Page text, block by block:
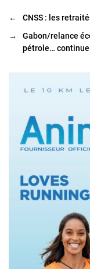
←
CNSS : les
→
Gabon/relance
pétrole…